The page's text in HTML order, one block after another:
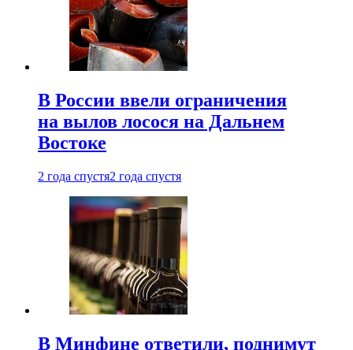
В России ввели ограничения
на вылов лосося на Дальнем
Востоке
2 года спустя2 года спустя
В Минфине ответили, поднимут